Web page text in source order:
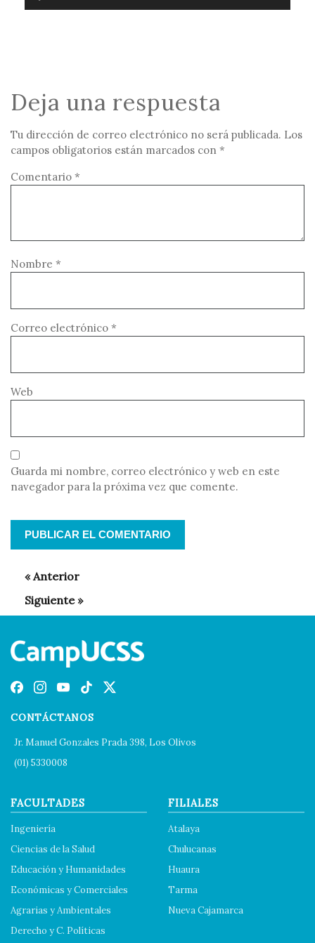
e
u
c
t
r
a
u
i
o
Deja una respuesta
Tu dirección de correo electrónico no será publicada. Los
campos obligatorios están marcados con *
Comentario *
Nombre *
Correo electrónico *
Web
Guarda mi nombre, correo electrónico y web en este
navegador para la próxima vez que comente.
CONTÁCTANOS
Jr. Manuel Gonzales Prada 398, Los Olivos
(01) 5330008
FACULTADES
Ingeniería
Ciencias de la Salud
Educación y Humanidades
Económicas y Comerciales
Agrarias y Ambientales
Derecho y C. Políticas
FILIALES
Atalaya
Chulucanas
Huaura
Tarma
Nueva Cajamarca